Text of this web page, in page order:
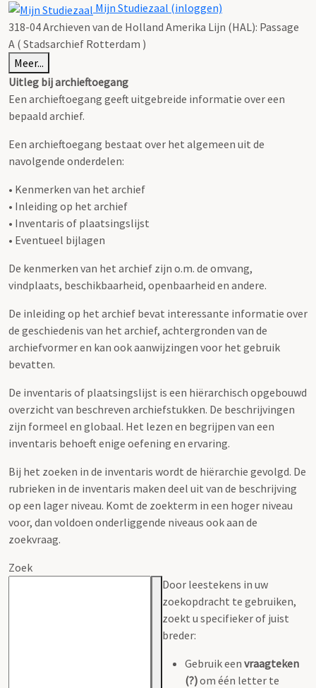
Mijn Studiezaal (inloggen)
318-04 Archieven van de Holland Amerika Lijn (HAL): Passage
A ( Stadsarchief Rotterdam )
Meer...
Uitleg bij archieftoegang
Een archieftoegang geeft uitgebreide informatie over een
bepaald archief.
Een archieftoegang bestaat over het algemeen uit de
navolgende onderdelen:
• Kenmerken van het archief
• Inleiding op het archief
• Inventaris of plaatsingslijst
• Eventueel bijlagen
De kenmerken van het archief zijn o.m. de omvang,
vindplaats, beschikbaarheid, openbaarheid en andere.
De inleiding op het archief bevat interessante informatie over
de geschiedenis van het archief, achtergronden van de
archiefvormer en kan ook aanwijzingen voor het gebruik
bevatten.
De inventaris of plaatsingslijst is een hiërarchisch opgebouwd
overzicht van beschreven archiefstukken. De beschrijvingen
zijn formeel en globaal. Het lezen en begrijpen van een
inventaris behoeft enige oefening en ervaring.
Bij het zoeken in de inventaris wordt de hiërarchie gevolgd. De
rubrieken in de inventaris maken deel uit van de beschrijving
op een lager niveau. Komt de zoekterm in een hoger niveau
voor, dan voldoen onderliggende niveaus ook aan de
zoekvraag.
Zoek
Door leestekens in uw
zoekopdracht te gebruiken,
zoekt u specifieker of juist
breder:
Gebruik een vraagteken
(?)om één letter te